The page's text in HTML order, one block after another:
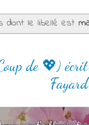
dont le libellé est
de 💖)
Fayard